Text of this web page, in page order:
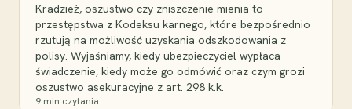
Kradzież, oszustwo czy zniszczenie mienia to
przestępstwa z Kodeksu karnego, które bezpośrednio
rzutują na możliwość uzyskania odszkodowania z
polisy. Wyjaśniamy, kiedy ubezpieczyciel wypłaca
świadczenie, kiedy może go odmówić oraz czym grozi
oszustwo asekuracyjne z art. 298 k.k.
9 min czytania